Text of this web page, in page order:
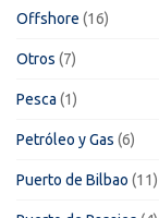
Offshore (16)
Otros (7)
Pesca (1)
Petróleo y Gas (6)
Puerto de Bilbao (11)